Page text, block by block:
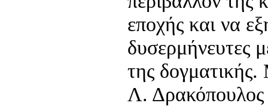
εποχής και να
δυσερμήνευτες
της
Λ. Δρακόπουλος